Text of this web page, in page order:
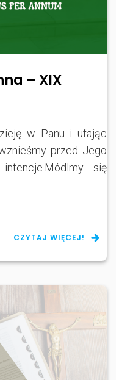
– XIX
w Panu i ufając
przed Jego
się
CZYTAJ WIĘCEJ!